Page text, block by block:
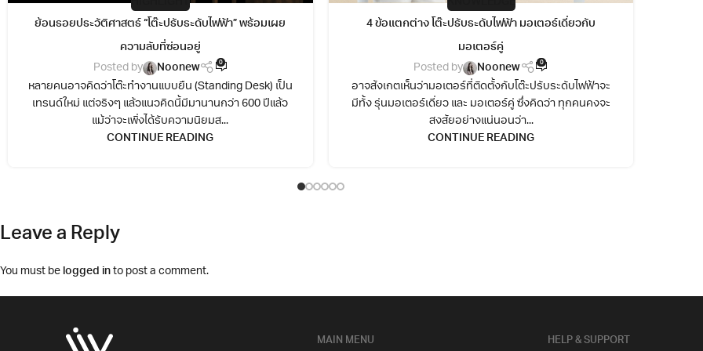
ย้อนรอยประวัติศาสตร์ “โต๊ะปรับระดับไฟฟ้า” พร้อมเผย
ความลับที่ซ่อนอยู่
Posted by
Noonew 0
หลายคนอาจคิดว่าโต๊ะทำงานแบบยืน (Standing Desk) เป็น
เทรนด์ใหม่ แต่จริงๆ แล้วแนวคิดนี้มีมานานกว่า 600 ปีแล้ว
แม้ว่าจะเพิ่งได้รับความนิยมส...
CONTINUE READING
4 ข้อแตกต่าง โต๊ะปรับระดับไฟฟ้า มอเตอร์เดี่ยวกับ
มอเตอร์คู่
Posted by
Noonew 0
อาจสังเกตเห็นว่ามอเตอร์ที่ติดตั้งกับโต๊ะปรับระดับไฟฟ้าจะ
มีทั้ง รุ่นมอเตอร์เดี่ยว และ มอเตอร์คู่ ซึ่งคิดว่า ทุกคนคงจะ
สงสัยอย่างแน่นอนว่า...
CONTINUE READING
Leave a Reply
You must be logged in to post a comment.
MAIN MENU HELP & SUPPORT